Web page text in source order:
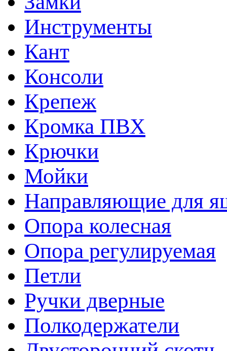
Инструменты
Кант
Консоли
Крепеж
Кромка ПВХ
Крючки
Мойки
Направляющие для
Опора колесная
Опора регулируемая
Петли
Ручки дверные
Полкодержатели